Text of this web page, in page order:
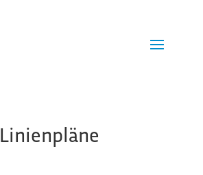
Linienpläne